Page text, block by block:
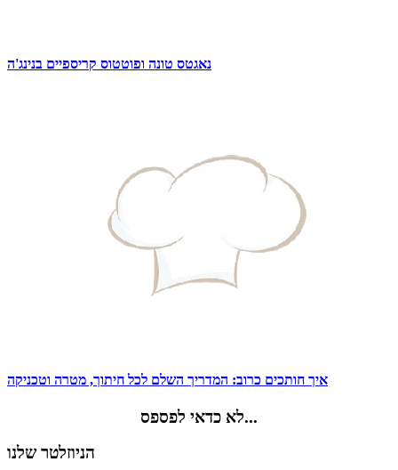
נאגטס טונה ופוטטוס קריספיים בנינג'ה
איך חותכים כרוב: המדריך השלם לכל חיתוך, מטרה וטכניקה
לא כדאי לפספס...
הניוזלטר שלנו